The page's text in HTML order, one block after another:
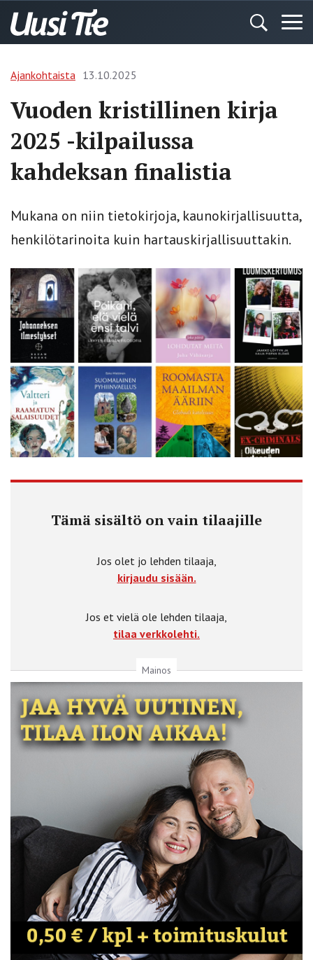
Ajankohtaista 13.10.2025
Vuoden kristillinen kirja
2025 -kilpailussa
kahdeksan finalistia
Mukana on niin tietokirjoja, kaunokirjallisuutta,
henkilötarinoita kuin hartauskirjallisuuttakin.
Tämä sisältö on vain tilaajille
Jos olet jo lehden tilaaja,
kirjaudu sisään.
Jos et vielä ole lehden tilaaja,
tilaa verkkolehti.
Mainos